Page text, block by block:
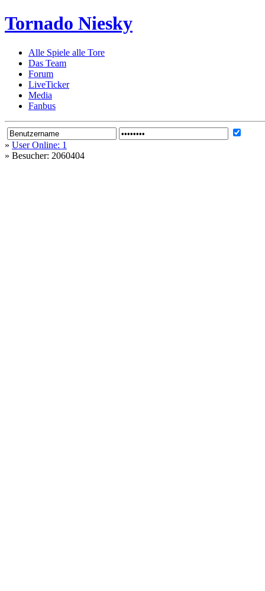
Tornado Niesky
Alle Spiele alle Tore
Das Team
Forum
LiveTicker
Media
Fanbus
» User Online: 1
» Besucher: 2060404